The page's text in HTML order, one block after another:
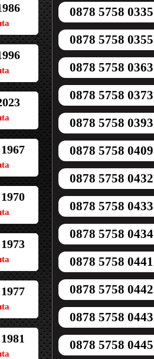
0878 5758 0335
0878 5758 0355
0878 5758 0363
0878 5758 0373
0878 5758 0393
0878 5758 0409
0878 5758 0432
0878 5758 0433
0878 5758 0434
0878 5758 0441
0878 5758 0442
0878 5758 0443
0878 5758 0445